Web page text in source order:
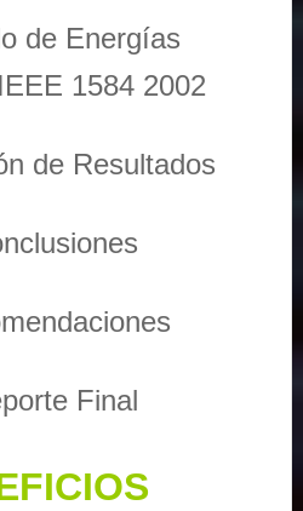
de Energías
1584 2002
de Resultados
Final